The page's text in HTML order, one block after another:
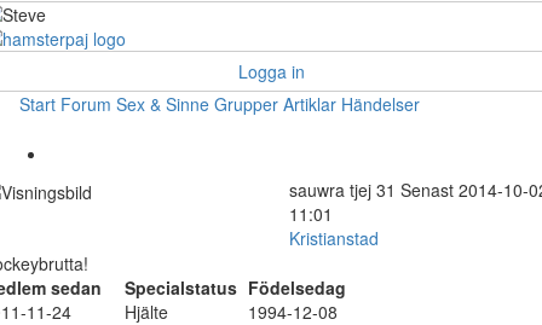
Logga in
Start Forum Sex & Sinne Grupper Artiklar Händelser
sauwra tjej 31 Senast 2014-10-
11:01
Kristianstad
sedan
Specialstatus Födelsedag
11-24
Hjälte 1994-12-08